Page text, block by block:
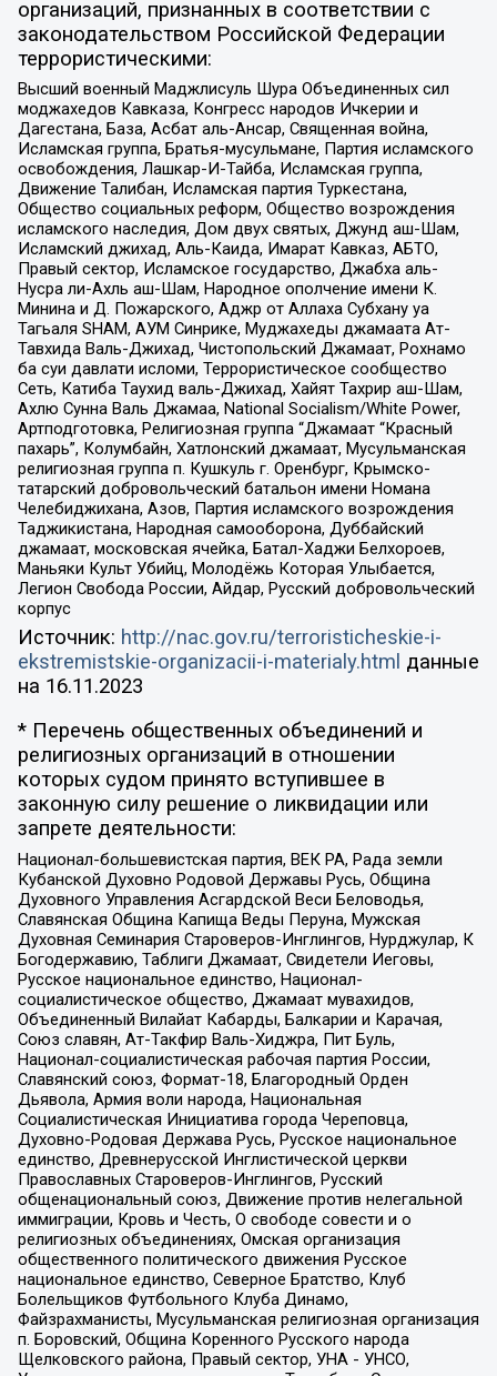
организаций, признанных в соответствии с
законодательством Российской Федерации
террористическими:
Высший военный Маджлисуль Шура Объединенных сил
моджахедов Кавказа, Конгресс народов Ичкерии и
Дагестана, База, Асбат аль-Ансар, Священная война,
Исламская группа, Братья-мусульмане, Партия исламского
освобождения, Лашкар-И-Тайба, Исламская группа,
Движение Талибан, Исламская партия Туркестана,
Общество социальных реформ, Общество возрождения
исламского наследия, Дом двух святых, Джунд аш-Шам,
Исламский джихад, Аль-Каида, Имарат Кавказ, АБТО,
Правый сектор, Исламское государство, Джабха аль-
Нусра ли-Ахль аш-Шам, Народное ополчение имени К.
Минина и Д. Пожарского, Аджр от Аллаха Субхану уа
Тагьаля SHAM, АУМ Синрике, Муджахеды джамаата Ат-
Тавхида Валь-Джихад, Чистопольский Джамаат, Рохнамо
ба суи давлати исломи, Террористическое сообщество
Сеть, Катиба Таухид валь-Джихад, Хайят Тахрир аш-Шам,
Ахлю Сунна Валь Джамаа, National Socialism/White Power,
Артподготовка, Религиозная группа “Джамаат “Красный
пахарь”, Колумбайн, Хатлонский джамаат, Мусульманская
религиозная группа п. Кушкуль г. Оренбург, Крымско-
татарский добровольческий батальон имени Номана
Челебиджихана, Азов, Партия исламского возрождения
Таджикистана, Народная самооборона, Дуббайский
джамаат, московская ячейка, Батал-Хаджи Белхороев,
Маньяки Культ Убийц, Молодёжь Которая Улыбается,
Легион Свобода России, Айдар, Русский добровольческий
корпус
Источник: http://nac.gov.ru/terroristicheskie-i-
ekstremistskie-organizacii-i-materialy.html данные
на 16.11.2023
* Перечень общественных объединений и
религиозных организаций в отношении
которых судом принято вступившее в
законную силу решение о ликвидации или
запрете деятельности:
Национал-большевистская партия, ВЕК РА, Рада земли
Кубанской Духовно Родовой Державы Русь, Община
Духовного Управления Асгардской Веси Беловодья,
Славянская Община Капища Веды Перуна, Мужская
Духовная Семинария Староверов-Инглингов, Нурджулар, К
Богодержавию, Таблиги Джамаат, Свидетели Иеговы,
Русское национальное единство, Национал-
социалистическое общество, Джамаат мувахидов,
Объединенный Вилайат Кабарды, Балкарии и Карачая,
Союз славян, Ат-Такфир Валь-Хиджра, Пит Буль,
Национал-социалистическая рабочая партия России,
Славянский союз, Формат-18, Благородный Орден
Дьявола, Армия воли народа, Национальная
Социалистическая Инициатива города Череповца,
Духовно-Родовая Держава Русь, Русское национальное
единство, Древнерусской Инглистической церкви
Православных Староверов-Инглингов, Русский
общенациональный союз, Движение против нелегальной
иммиграции, Кровь и Честь, О свободе совести и о
религиозных объединениях, Омская организация
общественного политического движения Русское
национальное единство, Северное Братство, Клуб
Болельщиков Футбольного Клуба Динамо,
Файзрахманисты, Мусульманская религиозная организация
п. Боровский, Община Коренного Русского народа
Щелковского района, Правый сектор, УНА - УНСО,